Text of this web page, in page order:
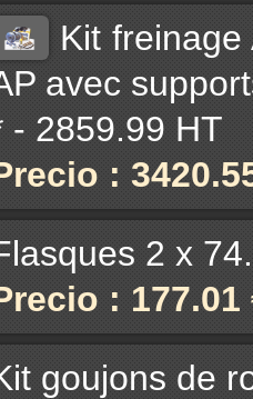
Kit
avec
- 2859.99 HT
:
2 x
: 177.01
goujons de